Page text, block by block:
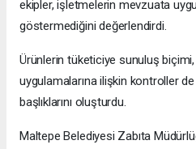
ekipler, işletmelerin mevzuata
göstermediğini değerlendirdi.
Ürünlerin tüketiciye sunuluş
uygulamalarına ilişkin kontroller
başlıklarını oluşturdu.
Maltepe Belediyesi Zabıta